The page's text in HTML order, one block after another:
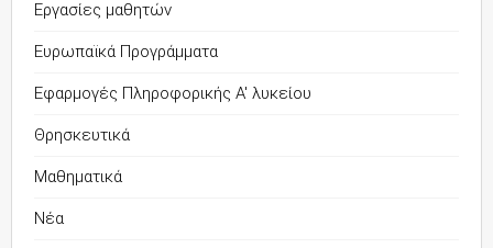
Εργασίες μαθητών
Ευρωπαϊκά Προγράμματα
Εφαρμογές Πληροφορικής Α' λυκείου
Θρησκευτικά
Μαθηματικά
Νέα